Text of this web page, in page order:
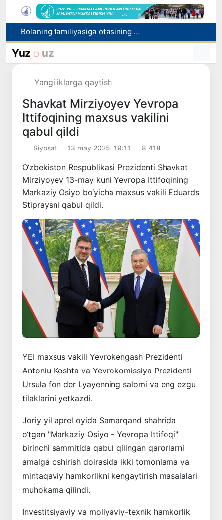
Bolaning familiyasiga otasining ismini berishga ruxsat beriladi
Behruz Karimov faoliyatini Shveytsariyaning «Lugano» klubida davom ettiradi
Yuz uz
Yangiliklarga qaytish
Shavkat Mirziyoyev Yevropa
Ittifoqining maxsus vakilini
qabul qildi
Siyosat 13 may 2025, 19:11 8 418
O‘zbekiston Respublikasi Prezidenti Shavkat
Mirziyoyev 13-may kuni Yevropa Ittifoqining
Markaziy Osiyo bo‘yicha maxsus vakili Eduards
Stipraysni qabul qildi.
YEI maxsus vakili Yevrokengash Prezidenti
Antoniu Koshta va Yevrokomissiya Prezidenti
Ursula fon der Lyayenning salomi va eng ezgu
tilaklarini yetkazdi.
Joriy yil aprel oyida Samarqand shahrida
o‘tgan "Markaziy Osiyo - Yevropa Ittifoqi"
birinchi sammitida qabul qilingan qarorlarni
amalga oshirish doirasida ikki tomonlama va
mintaqaviy hamkorlikni kengaytirish masalalari
muhokama qilindi.
Investitsiyaviy va moliyaviy-texnik hamkorlik